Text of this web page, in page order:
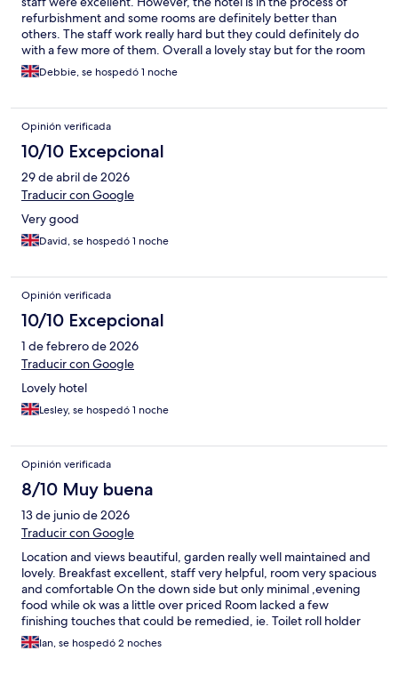
refurbishment and some rooms are definitely better than
others. The staff work really hard but they could definitely do
with a few more of them. Overall a lovely stay but for the room
price of approximately £200 per nights I would expect a little
more in my room than I got.
Debbie, se hospedó 1 noche
Opinión verificada
10/10 Excepcional
29 de abril de 2026
Traducir con Google
Very good
David, se hospedó 1 noche
Opinión verificada
10/10 Excepcional
1 de febrero de 2026
Traducir con Google
Lovely hotel
Lesley, se hospedó 1 noche
Opinión verificada
8/10 Muy buena
13 de junio de 2026
Traducir con Google
Location and views beautiful, garden really well maintained and
lovely. Breakfast excellent, staff very helpful, room very spacious
and comfortable On the down side but only minimal ,evening
food while ok was a little over priced Room lacked a few
finishing touches that could be remedied, ie. Toilet roll holder
needed fixing properly, hooks on back of doors falling out, lack
of toiletries, wall light on crooked, as I said only mini al but would
Ian, se hospedó 2 noches